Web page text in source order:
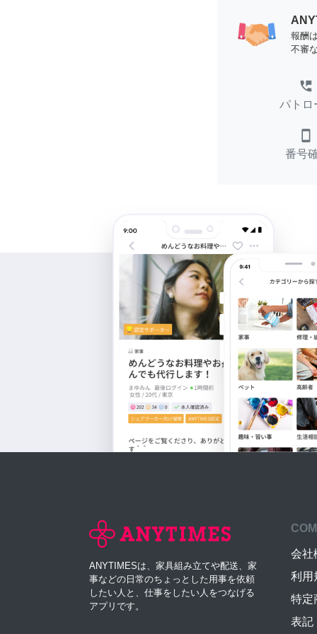
報酬
不審
perm_phone_msg
パトロ
smartphone
番号
ANYTIMESは、家具組み立てや配送、家
事などの日常のちょっとした用事を依頼
したい人と、仕事をしたい人をつなげる
アプリです。
会社
利用
特定
表記